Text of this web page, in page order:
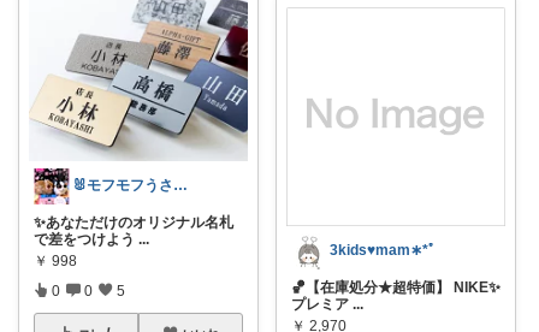
🐰モフモフうさーず🐰
✨あなただけのオリジナル名札
で差をつけよう ...
￥ 998
0 0 5
3kids♥︎︎mam∗︎*ﾟ
🏀【在庫処分★超特価】 NIKE✨
プレミア ...
￥ 2,970